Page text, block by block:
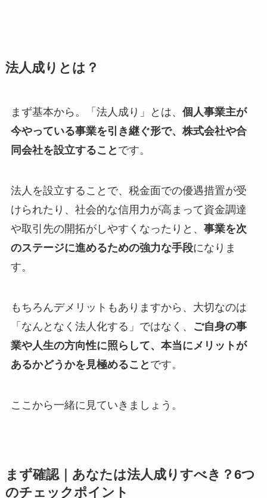
法人成りとは？
まず基本から。「法人成り」とは、 個人事業主が
今やっている事業を引き継ぐ形で、株式会社や合
同会社を設立すること です。
法人を設立することで、税金面での優遇措置が受
けられたり、社会的な信用力が高まって資金調達
や取引先の開拓がしやすくなったりと、 事業を次
のステージに進めるための強力な手段になりま
す。
もちろんデメリットもありますから、大切なのは
「なんとなく法人化する」ではなく、
ご自身の事
業や人生の方向性に照らして、本当にメリットが
あるかどうかを見極めること です。
ここから一緒に見ていきましょう。
まず確認｜あなたは法人成りすべき？6つ
のチェックポイント